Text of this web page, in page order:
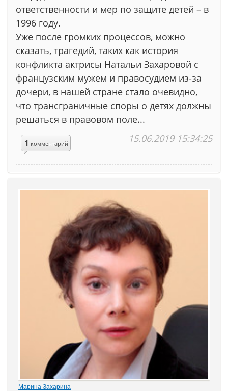
ответственности и мер по защите детей – в
1996 году.
Уже после громких процессов, можно
сказать, трагедий, таких как история
конфликта актрисы Натальи Захаровой с
французским мужем и правосудием из-за
дочери, в нашей стране стало очевидно,
что трансграничные споры о детях должны
решаться в правовом поле...
1 комментарий 15.06.2019 15:34:25
Марина Захарина